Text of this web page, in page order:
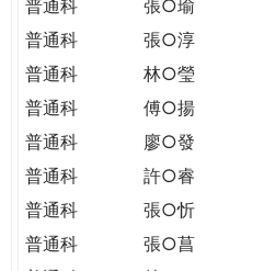
普通科
張○瑜
普通科
張○淳
普通科
林○瑩
普通科
傅○揚
普通科
廖○發
普通科
許○睿
普通科
張○忻
普通科
張○菖